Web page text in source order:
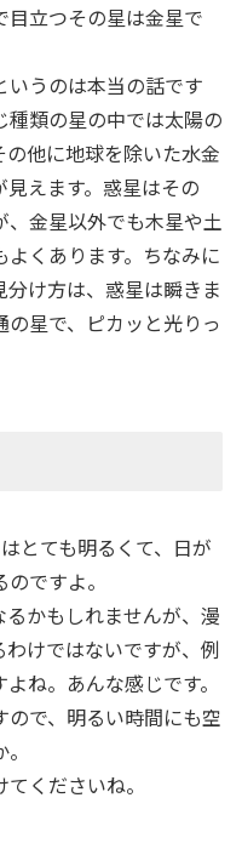
立つその星は金星で
うのは本当の話です
類の星の中では太陽の
他に地球を除いた水金
えます。惑星はその
金星以外でも木星や土
くあります。ちなみに
け方は、惑星は瞬きま
星で、ピカッと光りっ
とても明るくて、日が
ですよ。
かもしれませんが、漫
けではないですが、例
ね。あんな感じです。
で、明るい時間にも空
くださいね。